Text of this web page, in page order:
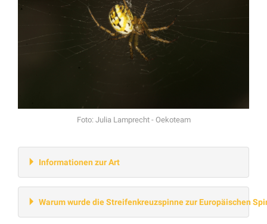
Foto: Julia Lamprecht - Oekoteam
Informationen zur Art
Warum wurde die Streifenkreuzspinne zur Europäischen